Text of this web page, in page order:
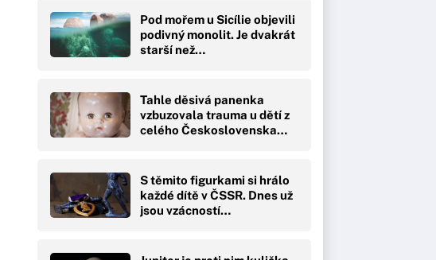
Pod mořem u Sicílie objevili
podivný monolit. Je dvakrát
starší než…
Tahle děsivá panenka
vzbuzovala trauma u dětí z
celého Československa…
S těmito figurkami si hrálo
každé dítě v ČSSR. Dnes už
jsou vzácností…